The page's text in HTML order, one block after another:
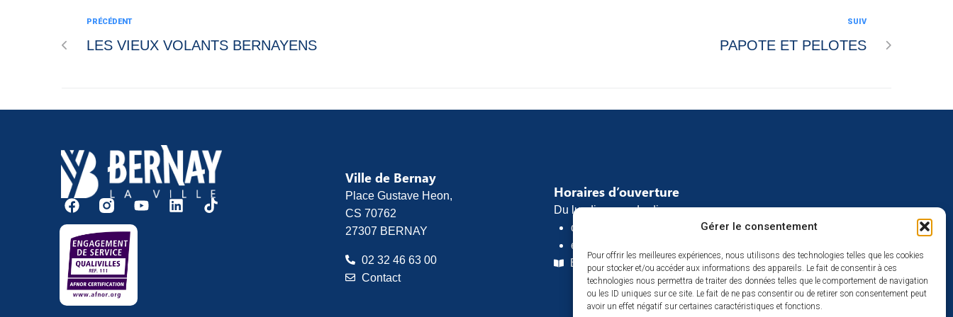
Gérer le consentement
Pour offrir les meilleures expériences, nous utilisons des technologies telles que les cookies
pour stocker et/ou accéder aux informations des appareils. Le fait de consentir à ces
technologies nous permettra de traiter des données telles que le comportement de navigation
ou les ID uniques sur ce site. Le fait de ne pas consentir ou de retirer son consentement peut
avoir un effet négatif sur certaines caractéristiques et fonctions.
PRÉCÉDENT
LES VIEUX VOLANTS BERNAYENS
SUIV
PAPOTE ET PELOTES
Ville de Bernay
Place Gustave Heon,
CS 70762
27307 BERNAY
02 32 46 63 00
Contact
Horaires d’ouverture
Du lundi au vendredi :
de 8h30 à 12h
et de 13h30 à 17h
Espace presse